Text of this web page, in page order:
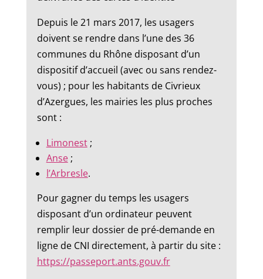
Depuis le 21 mars 2017, les usagers
doivent se rendre dans l’une des 36
communes du Rhône disposant d’un
dispositif d’accueil (avec ou sans rendez-
vous) ; pour les habitants de Civrieux
d’Azergues, les mairies les plus proches
sont :
Limonest;
Anse;
l’Arbresle.
Pour gagner du temps les usagers
disposant d’un ordinateur peuvent
remplir leur dossier de pré-demande en
ligne de CNI directement, à partir du site :
https://passeport.ants.gouv.fr